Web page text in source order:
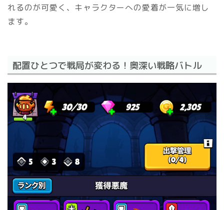
れるのが可愛く、キャラクターへの愛着が一気に増し
ます。
配置ひとつで戦局が変わる！奥深い戦略バトル